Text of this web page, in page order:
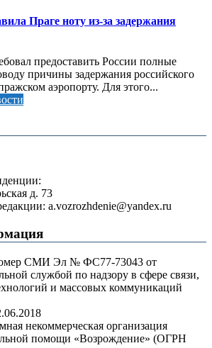
Праге ноту из-за задержания
предоставить России полные
причины задержания российского
аэропорту. Для этого...
д. 73
a.vozrozhdenie@yandex.ru
СМИ Эл № ФС77-73043 от
службой по надзору в сфере связи,
и массовых коммуникаций
некоммерческая организация
помощи «Возрождение» (ОГРН